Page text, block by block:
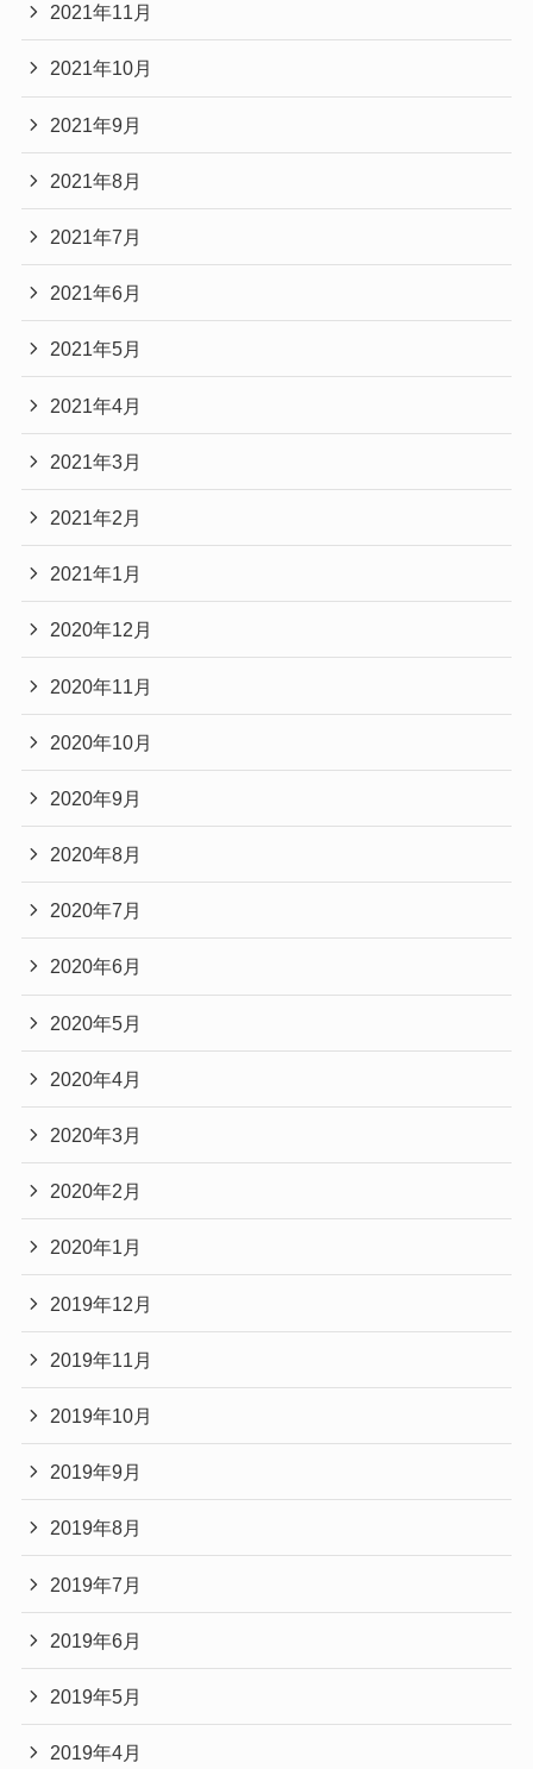
2021年11月
2021年10月
2021年9月
2021年8月
2021年7月
2021年6月
2021年5月
2021年4月
2021年3月
2021年2月
2021年1月
2020年12月
2020年11月
2020年10月
2020年9月
2020年8月
2020年7月
2020年6月
2020年5月
2020年4月
2020年3月
2020年2月
2020年1月
2019年12月
2019年11月
2019年10月
2019年9月
2019年8月
2019年7月
2019年6月
2019年5月
2019年4月